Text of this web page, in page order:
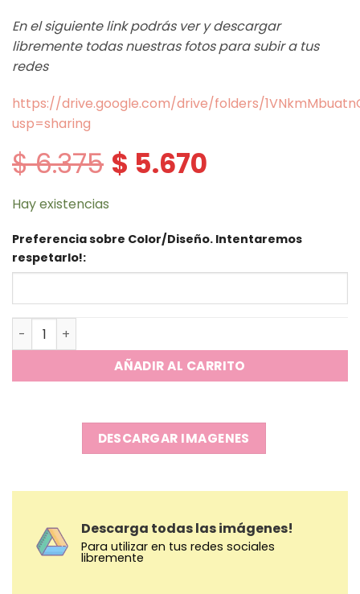
En el siguiente link podrás ver y descargar
libremente todas nuestras fotos para subir a tus
redes
https://drive.google.com/drive/folders/
usp=sharing
$6.375 El
precio
original
$ 5.670El
precio
Hay existencias
Preferencia sobre Color/Diseño. Intentaremos
respetarlo!:
Kit Flex - Yerbera y Azucarera cantidad
AÑADIR AL CARRITO
DESCARGAR IMAGENES
Descarga todas las imágenes!
Para utilizar en tus redes sociales
libremente